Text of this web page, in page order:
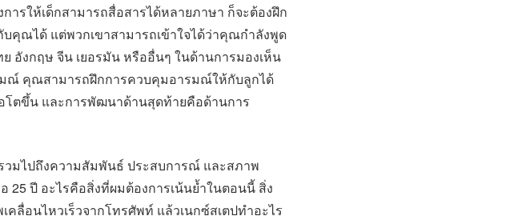
รให้เด็กสามารถสื่อสารได้หลายภาษา ก็จะต้องฝึก
คุณได้ แต่พวกเขาสามารถเข้าใจได้ว่าคุณกำลังพูด
อังกฤษ จีน เยอรมัน หรืออื่นๆ ในด้านการมองเห็น
ณ์ คุณสามารถฝึกการควบคุมอารมณ์ให้กับลูกได้
โตขึ้น และการพัฒนาด้านสุดท้ายคือด้านการ
วมไปถึงความสัมพันธ์ ประสบการณ์ และสภาพ
ปี อะไรคือสิ่งที่ผมต้องการเน้นย้ำในตอนนี้ สิ่ง
ลื่อนไหวเร็วจากโทรศัพท์ แล้วเนกซ์สเตปทำอะไร